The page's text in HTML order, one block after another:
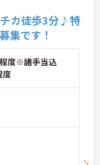
チカ徒歩3分♪特
集です！
程度※諸手当込
度